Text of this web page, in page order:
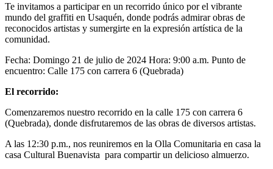
Te invitamos a participar en un recorrido único por el vibrante
mundo del graffiti en Usaquén, donde podrás admirar obras de
reconocidos artistas y sumergirte en la expresión artística de la
comunidad.
Fecha: Domingo 21 de julio de 2024 Hora: 9:00 a.m. Punto de
encuentro: Calle 175 con carrera 6 (Quebrada)
El recorrido:
Comenzaremos nuestro recorrido en la calle 175 con carrera 6
(Quebrada), donde disfrutaremos de las obras de diversos artistas.
A las 12:30 p.m., nos reuniremos en la Olla Comunitaria en casa la
casa Cultural Buenavista para compartir un delicioso almuerzo.